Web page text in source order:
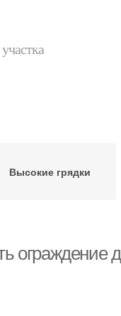
Высокие грядки
ограждение